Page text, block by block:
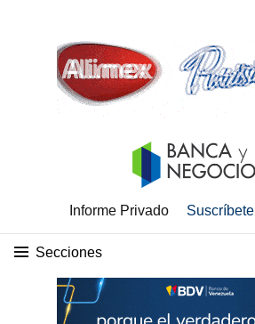
Informe Privado Suscríbete
Secciones